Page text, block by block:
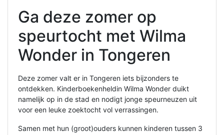
Ga deze zomer op
speurtocht met Wilma
Wonder in Tongeren
Deze zomer valt er in Tongeren iets bijzonders te
ontdekken. Kinderboekenheldin Wilma Wonder duikt
namelijk op in de stad en nodigt jonge speurneuzen uit
voor een leuke zoektocht vol verrassingen.
Samen met hun (groot)ouders kunnen kinderen tussen 3